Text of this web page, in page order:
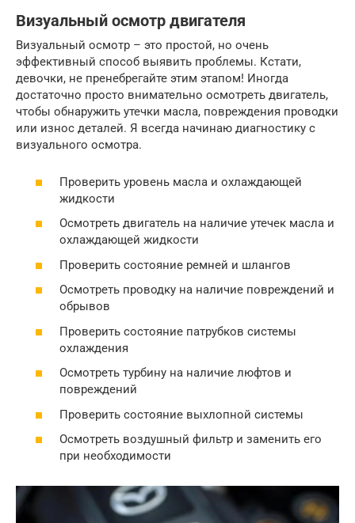
Визуальный осмотр двигателя
Визуальный осмотр – это простой, но очень
эффективный способ выявить проблемы. Кстати,
девочки, не пренебрегайте этим этапом! Иногда
достаточно просто внимательно осмотреть двигатель,
чтобы обнаружить утечки масла, повреждения проводки
или износ деталей. Я всегда начинаю диагностику с
визуального осмотра.
Проверить уровень масла и охлаждающей
жидкости
Осмотреть двигатель на наличие утечек масла и
охлаждающей жидкости
Проверить состояние ремней и шлангов
Осмотреть проводку на наличие повреждений и
обрывов
Проверить состояние патрубков системы
охлаждения
Осмотреть турбину на наличие люфтов и
повреждений
Проверить состояние выхлопной системы
Осмотреть воздушный фильтр и заменить его
при необходимости